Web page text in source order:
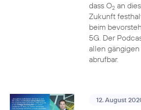
dass O2an
Zukunft
beim
5G. Der
allen
abrufbar.
12. August